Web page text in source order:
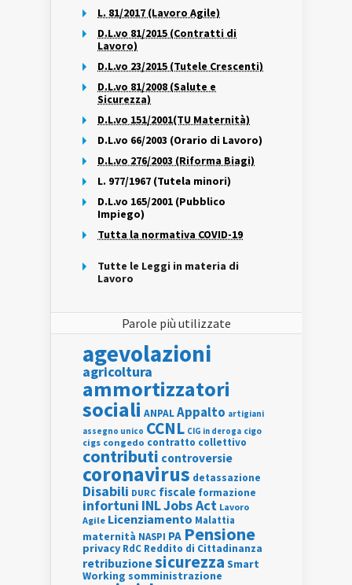
L. 81/2017 (Lavoro Agile)
D.L.vo 81/2015 (Contratti di
Lavoro)
D.L.vo 23/2015 (Tutele Crescenti)
D.L.vo 81/2008 (Salute e
Sicurezza)
D.L.vo 151/2001(TU Maternità)
D.L.vo 66/2003 (Orario di Lavoro)
D.L.vo 276/2003 (Riforma Biagi)
L. 977/1967 (Tutela minori)
D.L.vo 165/2001 (Pubblico
Impiego)
Tutta la normativa COVID-19
Tutte le Leggi in materia di
Lavoro
Parole più utilizzate
agevolazioni
agricoltura
ammortizzatori
sociali ANPALAppalto artigiani
assegno unico CCNL CIG in deroga cigo
cigs congedo contratto collettivo
contributi controversie
coronavirus detassazione
Disabili DURC fiscale formazione
infortuni INLJobs Act Lavoro
Agile Licenziamento Malattia
maternità NASPI PA Pensione
privacy RdC Reddito di Cittadinanza
retribuzionesicurezza Smart
Working somministrazione